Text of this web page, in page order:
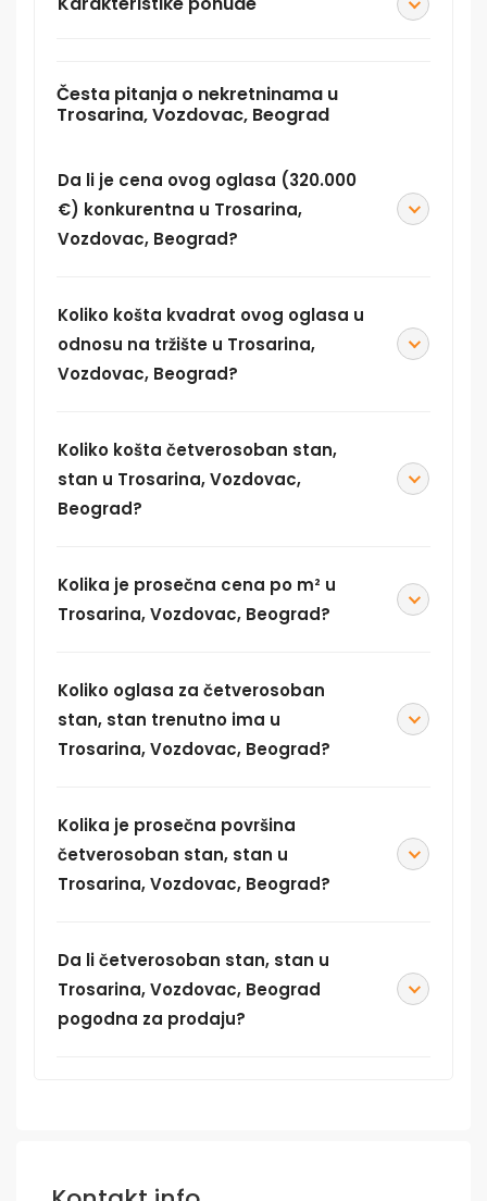
Česta pitanja o nekretninama u
Trosarina, Vozdovac, Beograd
Da li je cena ovog oglasa (320.000
€) konkurentna u Trosarina,
Vozdovac, Beograd?
Koliko košta kvadrat ovog oglasa u
odnosu na tržište u Trosarina,
Vozdovac, Beograd?
Koliko košta četverosoban stan,
stan u Trosarina, Vozdovac,
Beograd?
Kolika je prosečna cena po m² u
Trosarina, Vozdovac, Beograd?
Koliko oglasa za četverosoban
stan, stan trenutno ima u
Trosarina, Vozdovac, Beograd?
Kolika je prosečna površina
četverosoban stan, stan u
Trosarina, Vozdovac, Beograd?
Da li četverosoban stan, stan u
Trosarina, Vozdovac, Beograd
pogodna za prodaju?